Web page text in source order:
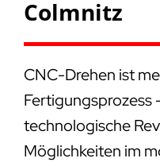
Colmnitz
CNC-Drehen ist
Fertigungsprozess
technologische
Möglichkeiten im